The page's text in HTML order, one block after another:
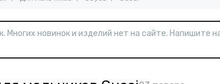
Многих новинок и изделий нет на сайте.